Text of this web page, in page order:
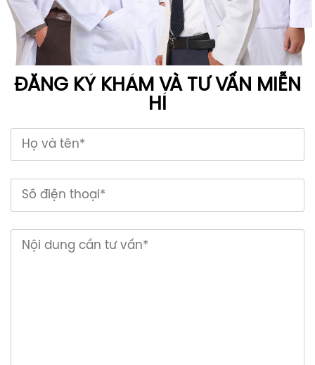
ĐĂNG KÝ KHÁM VÀ TƯ VẤN MIỄN
HÍ